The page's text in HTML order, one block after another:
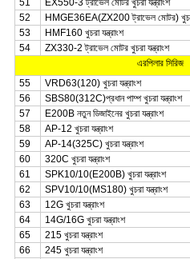
51
EX550-3 ট্রাভেল মোটর খুচরা যন্ত্রাংশ
52
HMGE36EA(ZX200 ট্রাভেল মোটর) খুচরা
53
HMF160 খুচরা যন্ত্রাংশ
54
ZX330-2 ট্রাভেল মোটর খুচরা যন্ত্রাংশ
এরপিলার সিরিজ
55
VRD63(120) খুচরা যন্ত্রাংশ
56
SBS80(312C)প্রধান পাম্প খুচরা যন্ত্রাংশ
57
E200B নতুন ডিজাইনের খুচরা যন্ত্রাংশ
58
AP-12 খুচরা যন্ত্রাংশ
59
AP-14(325C) খুচরা যন্ত্রাংশ
60
320C খুচরা যন্ত্রাংশ
61
SPK10/10(E200B) খুচরা যন্ত্রাংশ
62
SPV10/10(MS180) খুচরা যন্ত্রাংশ
63
12G খুচরা যন্ত্রাংশ
64
14G/16G খুচরা যন্ত্রাংশ
65
215 খুচরা যন্ত্রাংশ
66
245 খুচরা যন্ত্রাংশ